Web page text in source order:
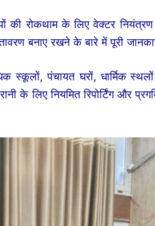
की रोकथाम के लिए वेक्टर नियंत्रण
बनाए रखने के बारे में पूरी
पंचायत घरों, धार्मिक
के लिए नियमित रिपोर्टिंग और